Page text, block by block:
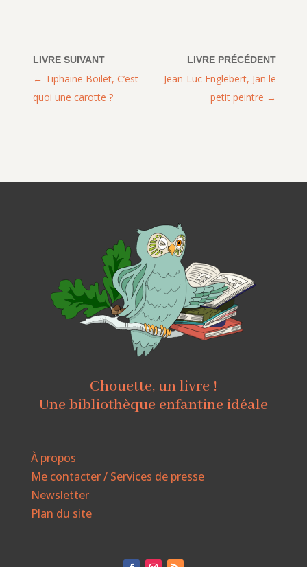
Jean-Luc Englebert, Jan le
petit peintre
Tiphaine Boilet, C’est
quoi une carotte ?
Chouette, un livre !
Une bibliothèque enfantine idéale
À propos
Me contacter / Services de presse
Newsletter
Plan du site